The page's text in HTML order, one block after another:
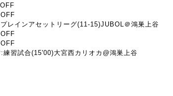
レインアセットリーグ(11-15)JUBOL＠鴻巣上谷
練習試合(15'00)大宮西カリオカ@鴻巣上谷